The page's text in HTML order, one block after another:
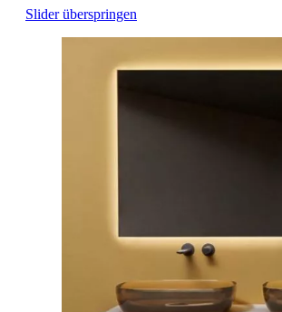
Slider überspringen